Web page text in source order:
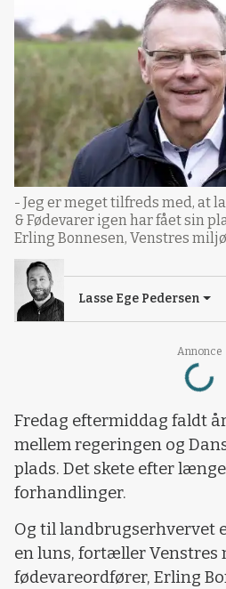
Annonce
Loading...
- Jeg er meget tilfreds med, at
& Fødevarer igen har fået sin
Erling Bonnesen, Venstres
Lasse Ege Pedersen
Fredag eftermiddag faldt
mellem regeringen og
plads. Det skete efter
forhandlinger.
Og til landbrugserhvervet
en luns, fortæller Venstres
fødevareordfører, Erling